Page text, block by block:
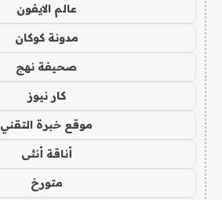
عالم الايفون
مدونة كوكان
صحيفة نهج
كار نيوز
موقع خبرة التقني
أناقة أنثى
متورخ